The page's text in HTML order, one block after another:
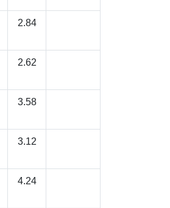
2.84
2.62
3.58
3.12
4.24